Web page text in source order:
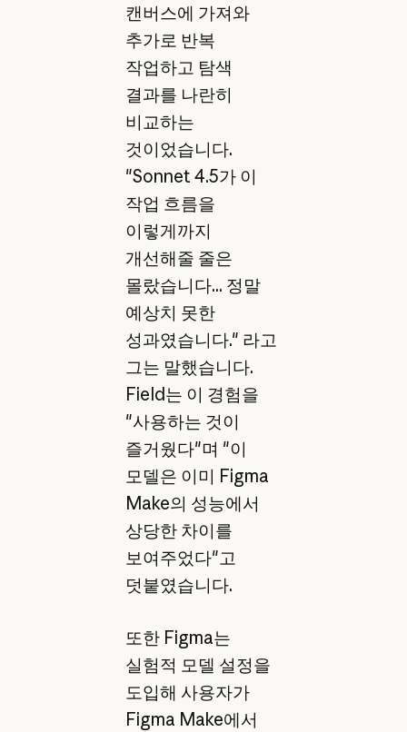
캔버스에 가져와
추가로 반복
작업하고 탐색
결과를 나란히
비교하는
것이었습니다.
"Sonnet 4.5가 이
작업 흐름을
이렇게까지
개선해줄 줄은
몰랐습니다... 정말
예상치 못한
성과였습니다." 라고
그는 말했습니다.
Field는 이 경험을
"사용하는 것이
즐거웠다"며 "이
모델은 이미 Figma
Make의 성능에서
상당한 차이를
보여주었다"고
덧붙였습니다.
또한 Figma는
실험적 모델 설정을
도입해 사용자가
Figma Make에서